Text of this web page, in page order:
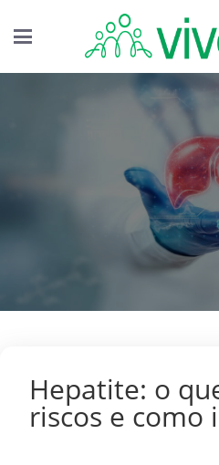
Hepatite: o
riscos e como